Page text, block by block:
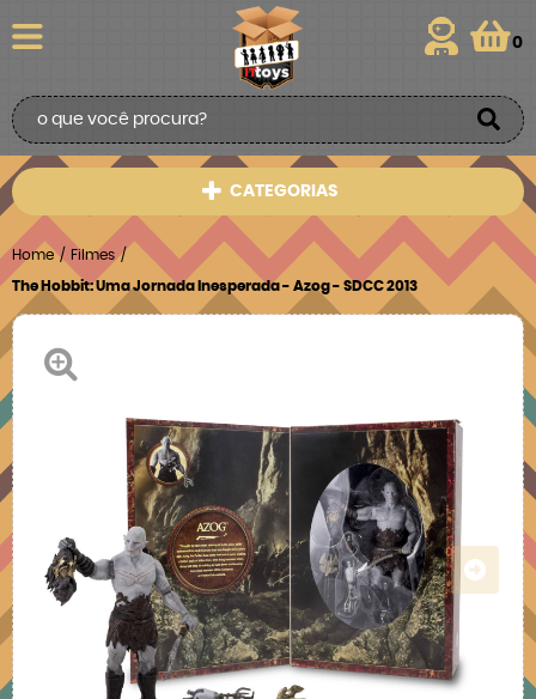
0
CATEGORIAS
Home Filmes
The Hobbit: Uma Jornada Inesperada - Azog - SDCC 2013